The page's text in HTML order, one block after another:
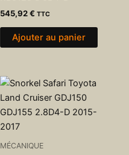
545,92€ TTC
Ajouter au panier
MÉCANIQUE